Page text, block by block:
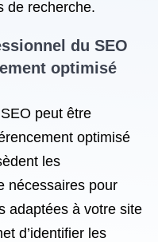
de recherche.
du SEO
optimisé
peut être
optimisé
les
nécessaires pour
adaptées à votre site
d’identifier les